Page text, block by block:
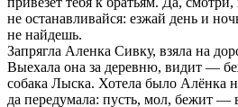
не останавливайся: езжай день и
не найдешь.
Запрягла Аленка Сивку, взяла на
Выехала она за деревню, видит —
собака Лыска. Хотела было Алёнка
да передумала: пусть, мол, бежит —